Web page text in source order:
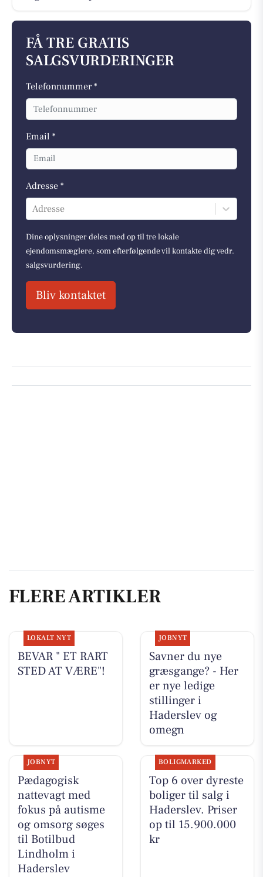
FÅ TRE GRATIS
SALGSVURDERINGER
Telefonnummer *
Email *
Adresse *
Adresse
Dine oplysninger deles med op til tre lokale
ejendomsmæglere, som efterfølgende vil kontakte dig vedr.
salgsvurdering.
Bliv kontaktet
FLERE ARTIKLER
LOKALT NYT
BEVAR " ET RART
STED AT VÆRE"!
JOBNYT
Savner du nye
græsgange? - Her
er nye ledige
stillinger i
Haderslev og
omegn
JOBNYT
Pædagogisk
nattevagt med
fokus på autisme
og omsorg søges
til Botilbud
Lindholm i
Haderslev
BOLIGMARKED
Top 6 over dyreste
boliger til salg i
Haderslev. Priser
op til 15.900.000
kr